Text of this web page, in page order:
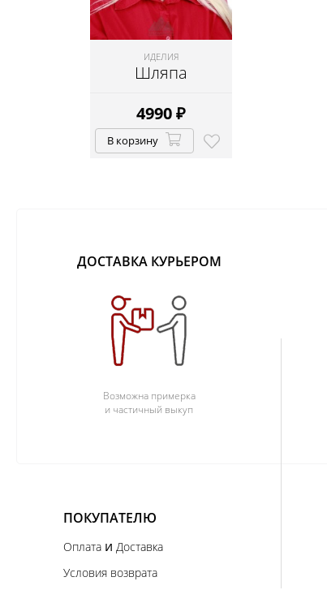
ИДЕЛИЯ
Шляпа
4990₽
В корзину
ДОСТАВКА КУРЬЕРОМ
Возможна примерка
и частичный выкуп
ПОКУПАТЕЛЮ
Оплата и Доставка
Условия возврата